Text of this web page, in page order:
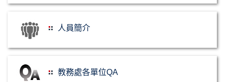
人員簡介
教務處各單位QA